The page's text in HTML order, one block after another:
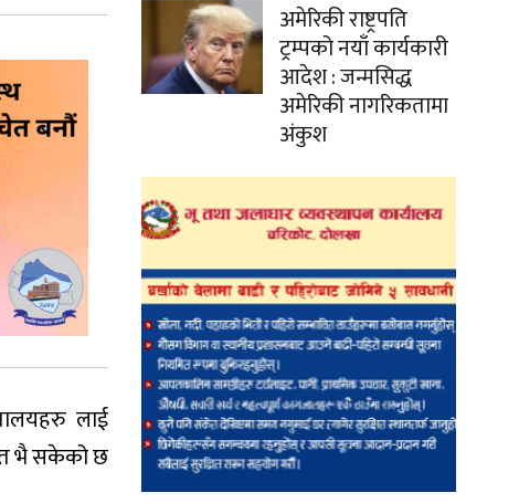
लाई
भै सकेको छ
अमेरिकी राष्ट्रपति
ट्रम्पको नयाँ कार्यकारी
आदेश : जन्मसिद्ध
अमेरिकी नागरिकतामा
अंकुश